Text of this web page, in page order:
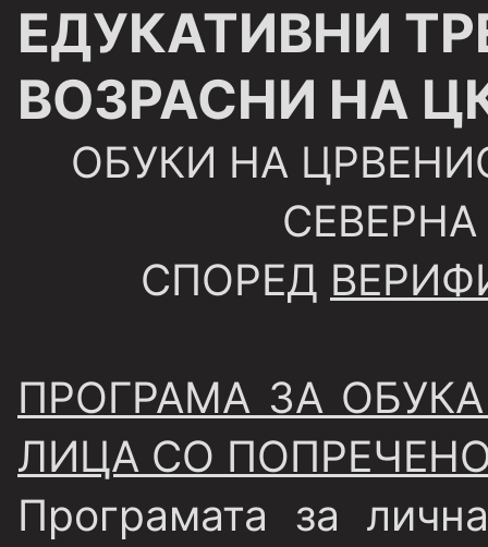
ЕДУКАТИВНИ
ВОЗРАСНИ НА
ОБУКИ НА
СПОРЕД
ПРОГРАМА ЗА
ЛИЦА СО
Програмата за